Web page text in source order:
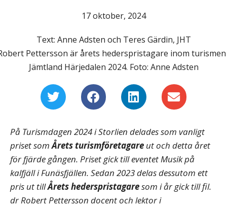
17 oktober, 2024
Text: Anne Adsten och Teres Gärdin, JHT
Pettersson är årets hederspristagare inom
Jämtland Härjedalen 2024. Foto: Anne Adsten
På Turismdagen 2024 i Storlien delades som vanligt
priset somÅrets turismföretagare ut och detta året
för fjärde gången. Priset gick till eventet Musik på
kalfjäll i Funäsfjällen. Sedan 2023 delas dessutom ett
pris ut tillÅrets hederspristagaresom i år gick tillfil.
dr Robert Pettersson docent och lektor i